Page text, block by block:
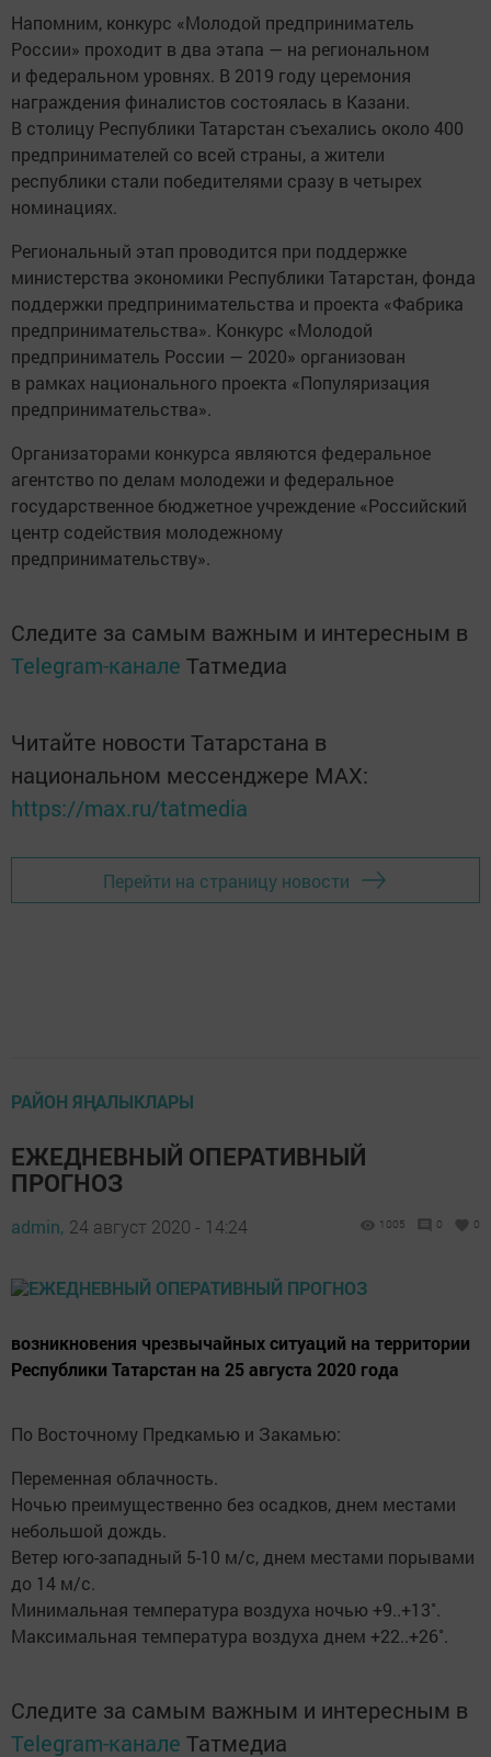
Напомним, конкурс «Молодой предприниматель
России» проходит в два этапа — на региональном
и федеральном уровнях. В 2019 году церемония
награждения финалистов состоялась в Казани.
В столицу Республики Татарстан съехались около 400
предпринимателей со всей страны, а жители
республики стали победителями сразу в четырех
номинациях.
Региональный этап проводится при поддержке
министерства экономики Республики Татарстан, фонда
поддержки предпринимательства и проекта «Фабрика
предпринимательства». Конкурс «Молодой
предприниматель России — 2020» организован
в рамках национального проекта «Популяризация
предпринимательства».
Организаторами конкурса являются федеральное
агентство по делам молодежи и федеральное
государственное бюджетное учреждение «Российский
центр содействия молодежному
предпринимательству».
Следите за самым важным и интересным в
Telegram-канале Татмедиа
Читайте новости Татарстана в
национальном мессенджере MАХ:
https://max.ru/tatmedia
Перейти на страницу новости
РАЙОН ЯҢАЛЫКЛАРЫ
ЕЖЕДНЕВНЫЙ ОПЕРАТИВНЫЙ
ПРОГНОЗ
admin, 24 август 2020 - 14:24 1005 0 0
возникновения чрезвычайных ситуаций на территории
Республики Татарстан на 25 августа 2020 года
По Восточному Предкамью и Закамью:
Переменная облачность.
Ночью преимущественно без осадков, днем местами
небольшой дождь.
Ветер юго-западный 5-10 м/с, днем местами порывами
до 14 м/с.
Минимальная температура воздуха ночью +9..+13˚.
Максимальная температура воздуха днем +22..+26˚.
Следите за самым важным и интересным в
Telegram-канале Татмедиа